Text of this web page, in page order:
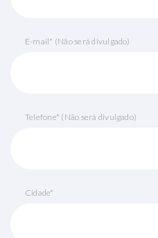
E-mail* (Não será divulgado)
Telefone* (Não será divulgado)
Cidade*